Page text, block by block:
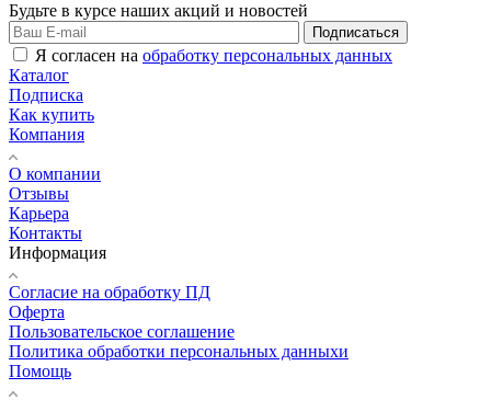
Будьте в курсе наших акций и новостей
Подписаться
Я согласен на обработку персональных данных
Каталог
Подписка
Как купить
Компания
О компании
Отзывы
Карьера
Контакты
Информация
Согласие на обработку ПД
Оферта
Пользовательское соглашение
Политика обработки персональных данныхи
Помощь